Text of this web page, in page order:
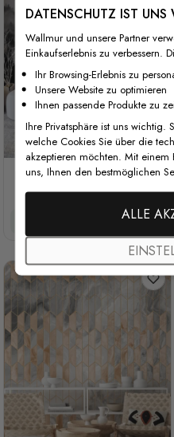
Fototapete Nebliger Dunkler
Wald Landschaft
DATENSCHUTZ IST UNS
Wallmur und unsere Partner
Einkaufserlebnis zu verbessern.
Ihr Browsing-Erlebnis zu
Unsere Website zu optimieren
Ihnen passende Produkte zu
Ihre Privatsphäre ist uns wichtig.
welche Cookies Sie über die
akzeptieren möchten. Mit
uns, Ihnen den bestmöglichen
ALLE